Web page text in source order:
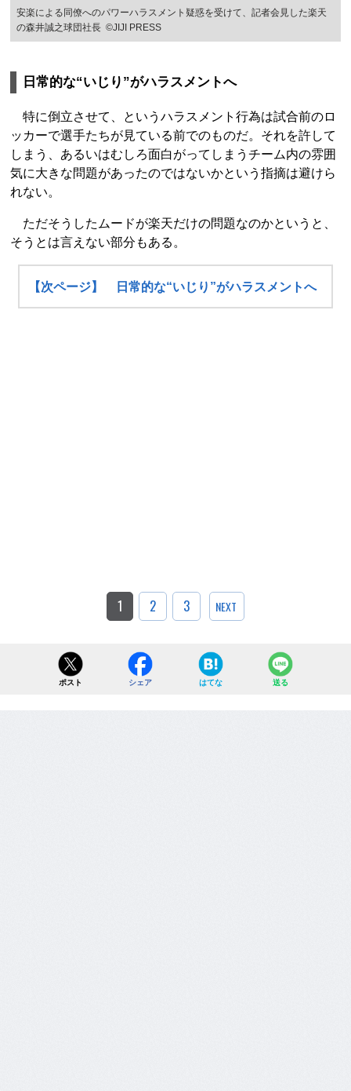
安楽による同僚へのパワーハラスメント疑惑を受けて、記者会見した楽天
の森井誠之球団社長 ©JIJI PRESS
日常的な“いじり”がハラスメントへ
特に倒立させて、というハラスメント行為は試合前のロ
ッカーで選手たちが見ている前でのものだ。それを許して
しまう、あるいはむしろ面白がってしまうチーム内の雰囲
気に大きな問題があったのではないかという指摘は避けら
れない。
ただそうしたムードが楽天だけの問題なのかというと、
そうとは言えない部分もある。
【次ページ】 日常的な“いじり”がハラスメントへ
1 2 3 NEXT
ポスト シェア はてな 送る